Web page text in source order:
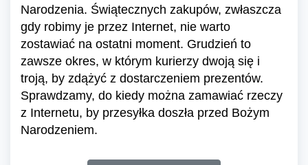
Narodzenia. Świątecznych zakupów, zwłaszcza
gdy robimy je przez Internet, nie warto
zostawiać na ostatni moment. Grudzień to
zawsze okres, w którym kurierzy dwoją się i
troją, by zdążyć z dostarczeniem prezentów.
Sprawdzamy, do kiedy można zamawiać rzeczy
z Internetu, by przesyłka doszła przed Bożym
Narodzeniem.